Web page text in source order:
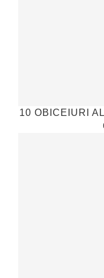
10 OBICEIURI